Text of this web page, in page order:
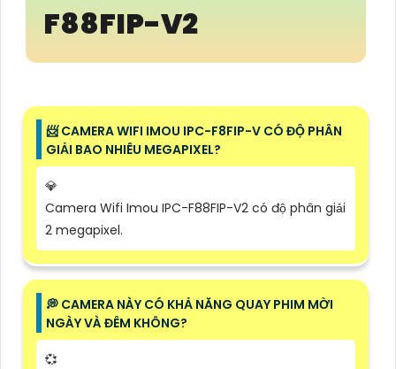
F88FIP-V2
📨 CAMERA WIFI IMOU IPC-F8FIP-V CÓ ĐỘ PHÂN
GIẢI BAO NHIÊU MEGAPIXEL?
💎
Camera Wifi Imou IPC-F88FIP-V2 có độ phân giải
2 megapixel.
️💭 CAMERA NÀY CÓ KHẢ NĂNG QUAY PHIM MỜI
NGÀY VÀ ĐÊM KHÔNG?
💞